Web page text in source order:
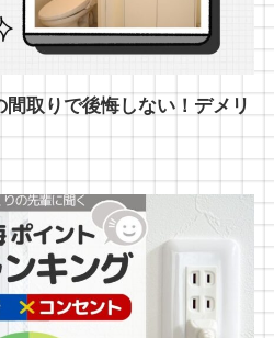
取りで後悔しない！デメリ